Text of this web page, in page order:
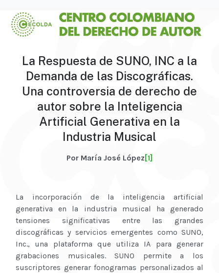
La Respuesta de SUNO, INC a la
Demanda de las Discográficas.
Una controversia de derecho de
autor sobre la Inteligencia
Artificial Generativa en la
Industria Musical
Por María José López [1]
La incorporación de la inteligencia artificial
generativa en la industria musical ha generado
tensiones significativas entre las grandes
discográficas y servicios emergentes como SUNO,
Inc., una plataforma que utiliza IA para generar
grabaciones musicales. SUNO permite a los
suscriptores generar fonogramas personalizados al